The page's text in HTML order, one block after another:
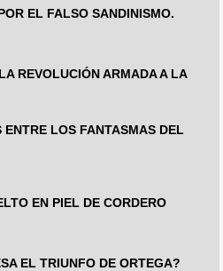
EL FALSO SANDINISMO.
REVOLUCIÓN ARMADA A LA
LOS FANTASMAS DEL
EN PIEL DE CORDERO
EL TRIUNFO DE ORTEGA?